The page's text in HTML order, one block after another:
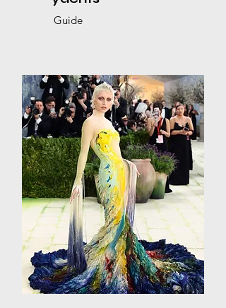
Guide